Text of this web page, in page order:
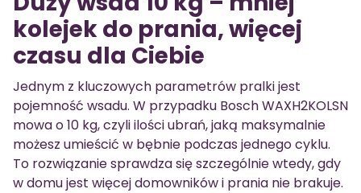
kolejek do prania, więcej
czasu dla Ciebie
Jednym z kluczowych parametrów pralki jest
pojemność wsadu. W przypadku Bosch WAXH2KOLSN
mowa o 10 kg, czyli ilości ubrań, jaką maksymalnie
możesz umieścić w bębnie podczas jednego cyklu.
To rozwiązanie sprawdza się szczególnie wtedy, gdy
w domu jest więcej domowników i prania nie brakuje.